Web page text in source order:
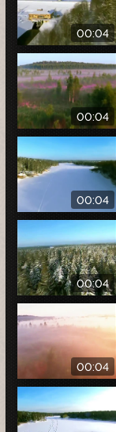
00:04
00:04
00:04
00:04
00:04